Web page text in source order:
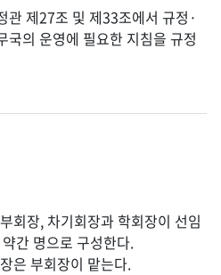
관 제27조 및 제33조에서 규정·
국의 운영에 필요한 지침을 규정
회장, 차기회장과 학회장이 선임
간 명으로 구성한다.
은 부회장이 맡는다.